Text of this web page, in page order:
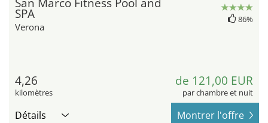
SPA
Verona
86%
4,26
kilomètres
de 121,00 EUR
par chambre et nuit
Détails Montrer l'offre